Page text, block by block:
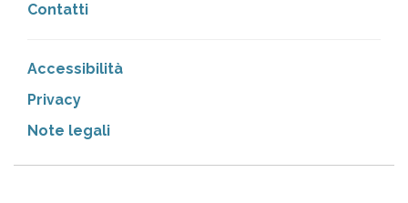
Contatti
Accessibilità
Privacy
Note legali